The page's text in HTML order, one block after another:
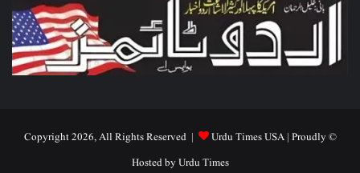
© Copyright 2026, All Rights Reserved |
Urdu Times USA| Proudly
Hosted byUrdu Times